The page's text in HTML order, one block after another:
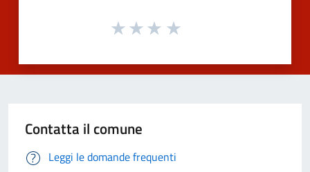
Contatta il comune
Leggi le domande frequenti